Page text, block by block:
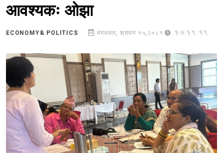
आवश्यकः ओझा
ECONOMY& POLITICS मंगलवार, श्रावण १५,२०८१ 17:19:19